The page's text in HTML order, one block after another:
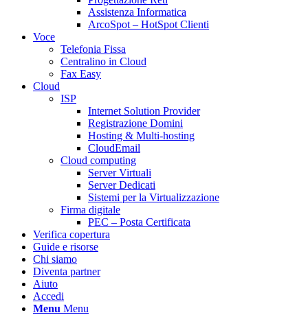
Assistenza Informatica
ArcoSpot – HotSpot Clienti
Voce
Telefonia Fissa
Centralino in Cloud
Fax Easy
Cloud
ISP
Internet Solution Provider
Registrazione Domini
Hosting & Multi-hosting
CloudEmail
Cloud computing
Server Virtuali
Server Dedicati
Sistemi per la Virtualizzazione
Firma digitale
PEC – Posta Certificata
Verifica copertura
Guide e risorse
Chi siamo
Diventa partner
Aiuto
Accedi
Menu Menu